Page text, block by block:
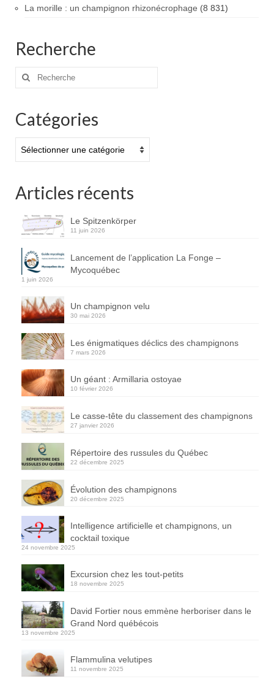
La morille : un champignon rhizonécrophage (8 831)
Recherche
Rechercher
Catégories
Articles récents
Le Spitzenkörper
11 juin 2026
Lancement de l’application La Fonge –
Mycoquébec
1 juin 2026
Un champignon velu
30 mai 2026
Les énigmatiques déclics des champignons
7 mars 2026
Un géant : Armillaria ostoyae
10 février 2026
Le casse-tête du classement des champignons
27 janvier 2026
Répertoire des russules du Québec
22 décembre 2025
Évolution des champignons
20 décembre 2025
Intelligence artificielle et champignons, un
cocktail toxique
24 novembre 2025
Excursion chez les tout-petits
18 novembre 2025
David Fortier nous emmène herboriser dans le
Grand Nord québécois
13 novembre 2025
Flammulina velutipes
11 novembre 2025